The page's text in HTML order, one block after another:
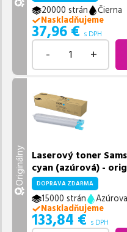
20000 strán
Čierna
Naskladňujeme
37,96 € s DPH
- +
Originálny Laserový toner
cyan (azúrová) -
DOPRAVA ZDARMA
15000 strán
Azúrova
Naskladňujeme
133,84 € s DPH